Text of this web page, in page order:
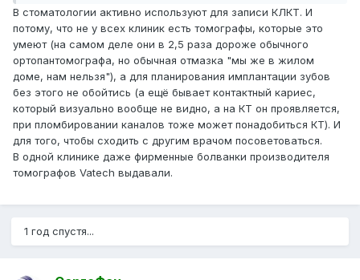
В стоматологии активно используют для записи КЛКТ. И
потому, что не у всех клиник есть томографы, которые это
умеют (на самом деле они в 2,5 раза дороже обычного
ортопантомографа, но обычная отмазка "мы же в жилом
доме, нам нельзя"), а для планирования имплантации зубов
без этого не обойтись (а ещё бывает контактный кариес,
который визуально вообще не видно, а на КТ он проявляется,
при пломбировании каналов тоже может понадобиться КТ). И
для того, чтобы сходить с другим врачом посоветоваться.
В одной клинике даже фирменные болванки производителя
томографов Vatech выдавали.
1 год спустя...